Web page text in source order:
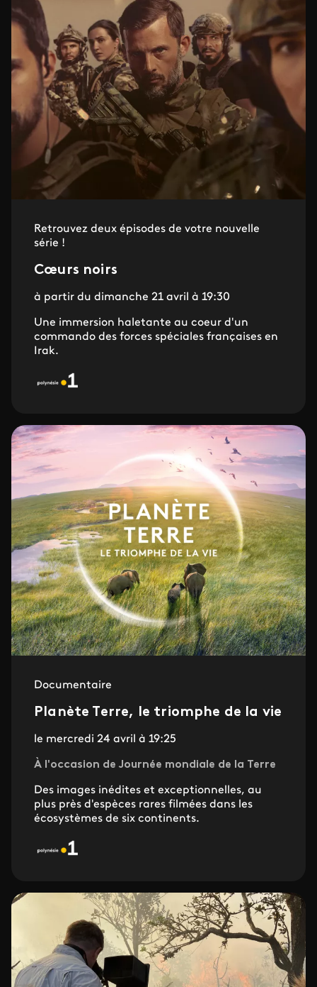
Retrouvez deux épisodes de votre nouvelle
série !
Cœurs noirs
à partir du dimanche 21 avril à 19:30
Une immersion haletante au coeur d'un
commando des forces spéciales françaises en
Irak.
Documentaire
Planète Terre, le triomphe de la vie
le mercredi 24 avril à 19:25
À l'occasion de Journée mondiale de la Terre
Des images inédites et exceptionnelles, au
plus près d'espèces rares filmées dans les
écosystèmes de six continents.